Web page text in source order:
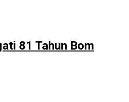
81 Tahun Bom